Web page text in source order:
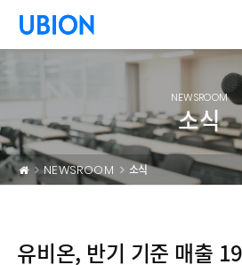
메뉴 건너 뛰기
NEWSROOM
소식
NEWSROOM 소식
유비온, 반기 기준 매출